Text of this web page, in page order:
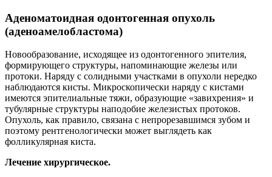
Аденоматоидная одонтогенная опухоль
(аденоамелобластома)
Новообразование, исходящее из одонтогенного эпителия,
формирующего структуры, напоминающие железы или
протоки. Наряду с солидными участками в опухоли нередко
наблюдаются кисты. Микроскопически наряду с кистами
имеются эпителиальные тяжи, образующие «завихрения» и
тубулярные структуры наподобие железистых протоков.
Опухоль, как правило, связана с непрорезавшимся зубом и
поэтому рентгенологически может выглядеть как
фолликулярная киста.
Лечение хирургическое.